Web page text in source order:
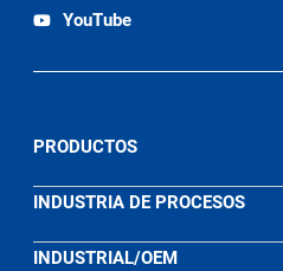
YouTube
PRODUCTOS
INDUSTRIA DE PROCESOS
INDUSTRIAL/OEM